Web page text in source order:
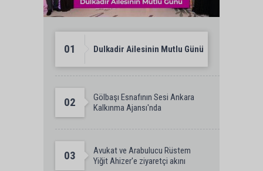
01 Dulkadir Ailesinin Mutlu Günü
02
Gölbaşı Esnafının Sesi Ankara
Kalkınma Ajansı'nda
03
Avukat ve Arabulucu Rüstem
Yiğit Ahizer'e ziyaretçi akını